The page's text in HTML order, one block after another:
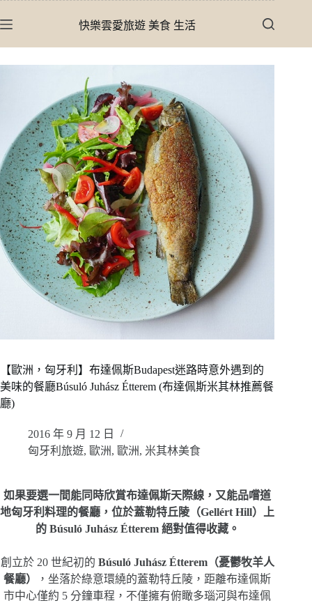
至
快樂雲愛旅遊 美食 生活
【歐洲，匈牙利】布達佩斯Budapest迷路時意外遇到的
美味的餐廳Búsuló Juhász Étterem (布達佩斯米其林推薦餐
廳)
2016 年 9 月 12 日
匈牙利旅遊, 歐洲, 歐洲, 米其林美食
如果要選一間能同時欣賞布達佩斯天際線，又能品嚐道
地匈牙利料理的餐廳，位於蓋勒特丘陵（Gellért Hill）上
的 Búsuló Juhász Étterem 絕對值得收藏。
創立於 20 世紀初的 Búsuló Juhász Étterem（憂鬱牧羊人
餐廳）
，坐落於綠意環繞的蓋勒特丘陵，距離布達佩斯
市中心僅約 5 分鐘車程，不僅擁有俯瞰多瑙河與布達佩